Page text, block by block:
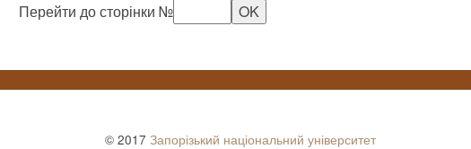
Перейти до сторінки №
© 2017 Запорізький національний університет